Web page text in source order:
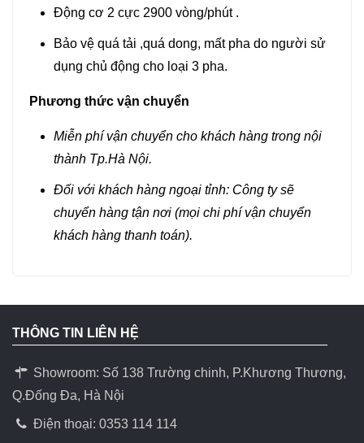
Động cơ 2 cực 2900 vòng/phút .
Bảo vệ quá tải ,quá dong, mất pha do người sử
dụng chủ động cho loại 3 pha.
Phương thức vận chuyển
Miễn phí vận chuyển cho khách hàng trong nội
thành Tp.Hà Nội.
Đối với khách hàng ngoại tỉnh: Công ty sẽ
chuyển hàng tận nơi (mọi chi phí vận chuyển
khách hàng thanh toán).
THÔNG TIN LIÊN HỆ
Showroom: Số 138 Trường chinh, P.Khương Thương,
Q.Đống Đa, Hà Nội
Điện thoại: 0353 114 114